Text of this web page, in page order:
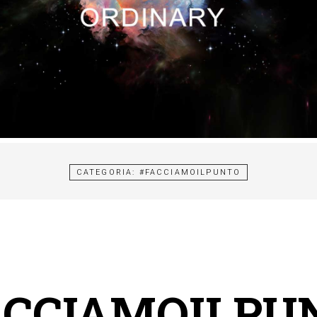
CATEGORIA: #FACCIAMOILPUNTO